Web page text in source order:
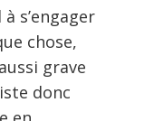
s’engager
chose,
grave
donc